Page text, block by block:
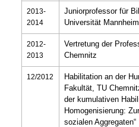
2013-
2014
Juniorprofessor für
Universität Mannheim
2012-
2013
Vertretung der
Chemnitz
12/2012
Habilitation an der
Fakultät, TU
der kumulativen
Homogenisierung:
sozialen Aggregaten“